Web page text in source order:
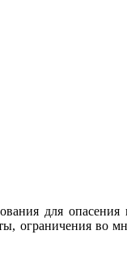
для
ограничения во